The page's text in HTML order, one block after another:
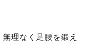
理なく足腰を鍛え